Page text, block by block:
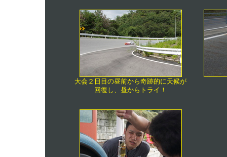
大会２日目の昼前から奇跡的に天候が
回復し、昼からトライ！